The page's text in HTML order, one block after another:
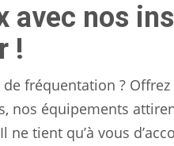
avec nos
!
fréquentation ?
nos équipements
tient qu’à vous